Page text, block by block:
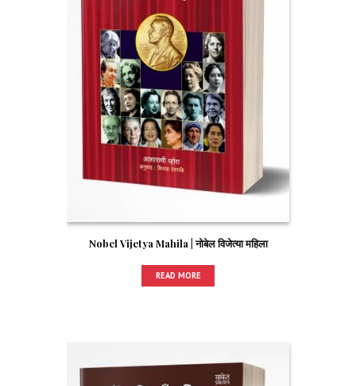
Nobel Vijetya Mahila | नोबेल विजेत्या महिला
READ MORE